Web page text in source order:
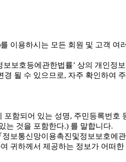
이용하시는 모든 회원 및 고객
보호등에관한법률’ 상의 개인
될 수 있으므로, 자주 확인하여
함되어 있는 성명, 주민등록번
는 것을 포함한다.) 를 말합니다.
보통신망이용촉진및정보보호
귀하께서 제공하는 정보가 어떠